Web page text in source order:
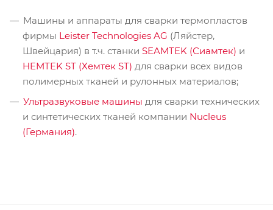
Машины и аппараты для сварки термопластов
фирмы Leister Technologies AG (Ляйстер,
Швейцария) в т.ч. станки SEAMTEK (Сиамтек) и
HEMTEK ST (Хемтек ST) для сварки всех видов
полимерных тканей и рулонных материалов;
Ультразвуковые машины для сварки технических
и синтетических тканей компании Nucleus
(Германия).